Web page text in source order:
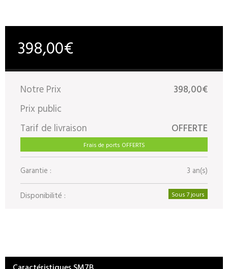
398,00€
Notre Prix
398,00€
Prix public
Tarif de livraison
OFFERTE
Frais de ports OFFERTS
Garantie : 3 an(s)
Disponibilité : Sous 7 jours